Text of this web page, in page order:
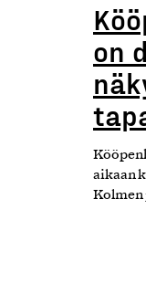
on
aikaan
Kolmen